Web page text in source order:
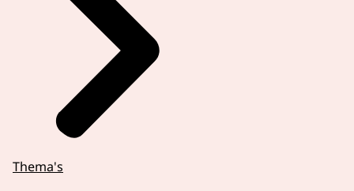
Thema's